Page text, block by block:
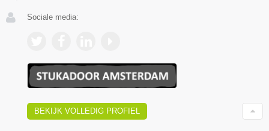
Sociale media:
BEKIJK VOLLEDIG PROFIEL